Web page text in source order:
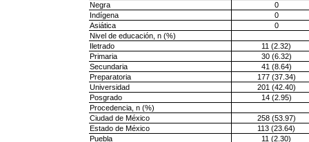
Negra
0
Indígena
0
Asiática
0
Nivel de educación, n (%)
Iletrado
11 (2.32)
Primaria
30 (6.32)
Secundaria
41 (8.64)
Preparatoria
177 (37.34)
Universidad
201 (42.40)
Posgrado
14 (2.95)
Procedencia, n (%)
Ciudad de México
258 (53.97)
Estado de México
113 (23.64)
Puebla
11 (2.30)